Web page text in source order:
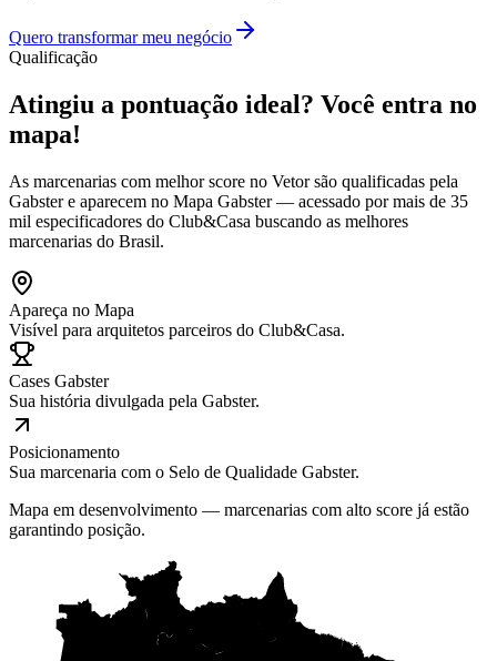
Quero transformar meu negócio
Qualificação
Atingiu a pontuação ideal? Você entra no
mapa!
As marcenarias com melhor score no Vetor são qualificadas pela
Gabster e aparecem no Mapa Gabster — acessado por mais de 35
mil especificadores do Club&Casa buscando as melhores
marcenarias do Brasil.
Apareça no Mapa
Visível para arquitetos parceiros do Club&Casa.
Cases Gabster
Sua história divulgada pela Gabster.
Posicionamento
Sua marcenaria com o Selo de Qualidade Gabster.
Mapa em desenvolvimento — marcenarias com alto score já estão
garantindo posição.